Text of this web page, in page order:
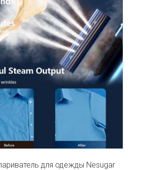
для одежды Nesugar